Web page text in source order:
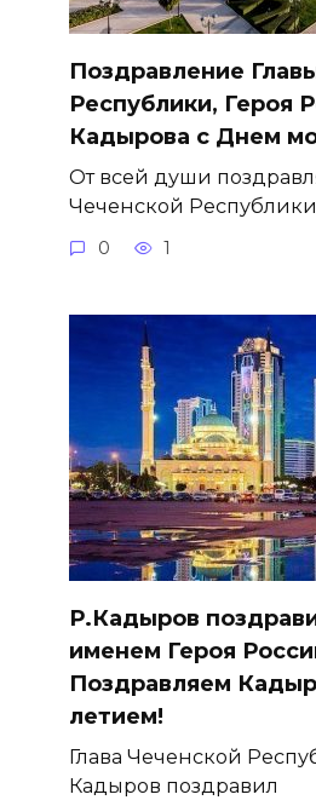
Поздравление
Республики, Героя
Кадырова с Днем
От всей души
Чеченской Республики
0 1
Р.Кадыров
именем Героя
Поздравляем
летием!
Глава Чеченской
Кадыров поздравил